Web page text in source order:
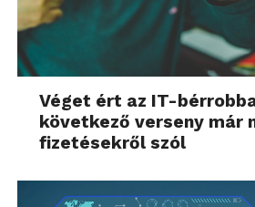
Véget ért az IT-
következő verseny már
fizetésekről szól